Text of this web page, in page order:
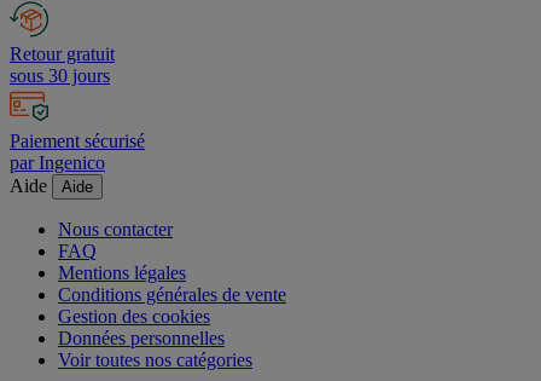
Retour gratuit
sous 30 jours
Paiement sécurisé
par Ingenico
Aide
Aide
Nous contacter
FAQ
Mentions légales
Conditions générales de vente
Gestion des cookies
Données personnelles
Voir toutes nos catégories